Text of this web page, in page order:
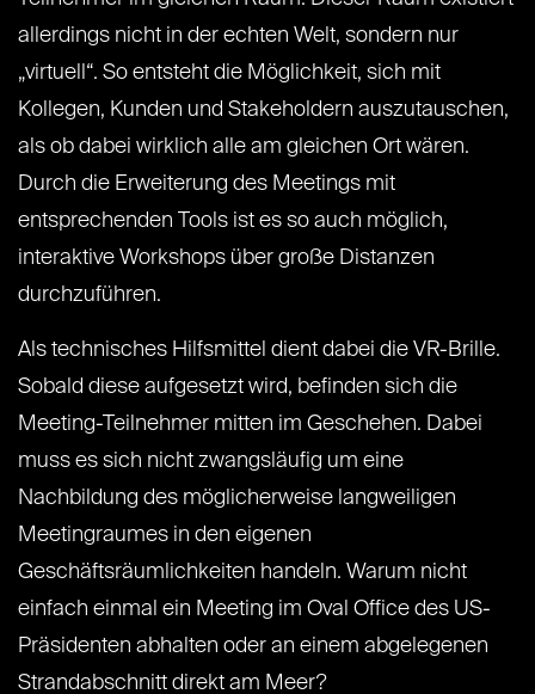
allerdings nicht in der echten Welt, sondern nur
„virtuell“. So entsteht die Möglichkeit, sich mit
Kollegen, Kunden und Stakeholdern auszutauschen,
als ob dabei wirklich alle am gleichen Ort wären.
Durch die Erweiterung des Meetings mit
entsprechenden Tools ist es so auch möglich,
interaktive Workshops über große Distanzen
durchzuführen.
Als technisches Hilfsmittel dient dabei die VR-Brille.
Sobald diese aufgesetzt wird, befinden sich die
Meeting-Teilnehmer mitten im Geschehen. Dabei
muss es sich nicht zwangsläufig um eine
Nachbildung des möglicherweise langweiligen
Meetingraumes in den eigenen
Geschäftsräumlichkeiten handeln. Warum nicht
einfach einmal ein Meeting im Oval Office des US-
Präsidenten abhalten oder an einem abgelegenen
Strandabschnitt direkt am Meer?